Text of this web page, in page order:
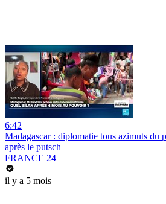
6:42
Madagascar : diplomatie tous azimuts du
après le putsch
FRANCE 24
il y a 5 mois